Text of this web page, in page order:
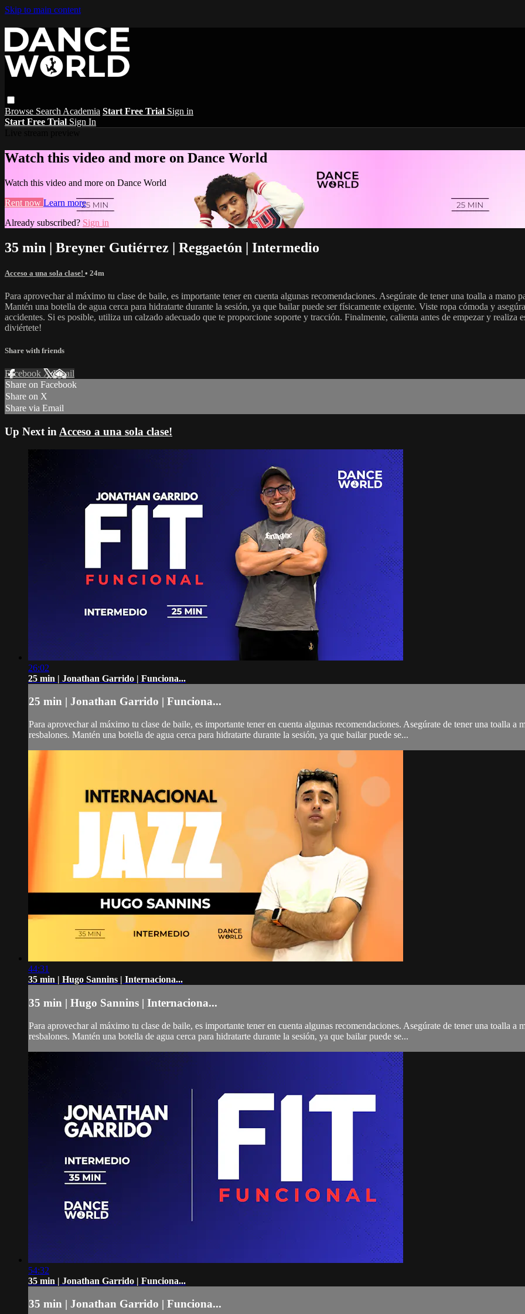
Skip to main content
Browse Search Academia Start Free Trial Sign in
Start Free Trial Sign In
Watch this video and more on Dance World
Watch this video and more on Dance World
Rent now Learn more
Already subscribed? Sign in
35 min | Breyner Gutiérrez | Reggaetón | Intermedio
Acceso a una sola clase! • 24m
Para aprovechar al máximo tu clase de baile, es importante tener en cuenta algunas recomendaciones. Asegúrate de tener una toalla a mano
Mantén una botella de agua cerca para hidratarte durante la sesión, ya que bailar puede ser físicamente exigente. Viste ropa cómoda y
accidentes. Si es posible, utiliza un calzado adecuado que te proporcione soporte y tracción. Finalmente, calienta antes de empezar y
diviértete!
Share with friends
Facebook XEmail
Share on Facebook
Share on X
Share via Email
Up Next in Acceso a una sola clase!
26:02
25 min | Jonathan Garrido | Funciona...
25 min | Jonathan Garrido | Funciona...
Para aprovechar al máximo tu clase de baile, es importante tener en cuenta algunas recomendaciones. Asegúrate de tener una toalla a
resbalones. Mantén una botella de agua cerca para hidratarte durante la sesión, ya que bailar puede se...
44:31
35 min | Hugo Sannins | Internaciona...
35 min | Hugo Sannins | Internaciona...
Para aprovechar al máximo tu clase de baile, es importante tener en cuenta algunas recomendaciones. Asegúrate de tener una toalla a
resbalones. Mantén una botella de agua cerca para hidratarte durante la sesión, ya que bailar puede se...
54:32
35 min | Jonathan Garrido | Funciona...
35 min | Jonathan Garrido | Funciona...